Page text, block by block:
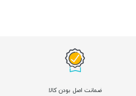
ضمانت اصل بودن کالا